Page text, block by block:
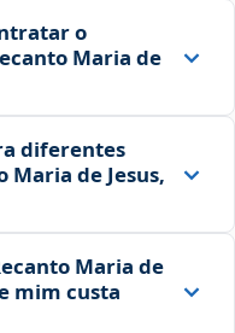
o
Maria de
diferentes
Maria de Jesus,
Maria de
mim custa